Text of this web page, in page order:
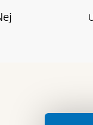
visas en